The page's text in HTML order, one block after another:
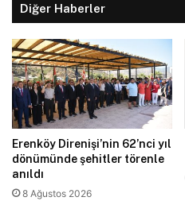
Diğer Haberler
Erenköy Direnişi’nin 62’nci yıl
dönümünde şehitler törenle
anıldı
8 Ağustos 2026